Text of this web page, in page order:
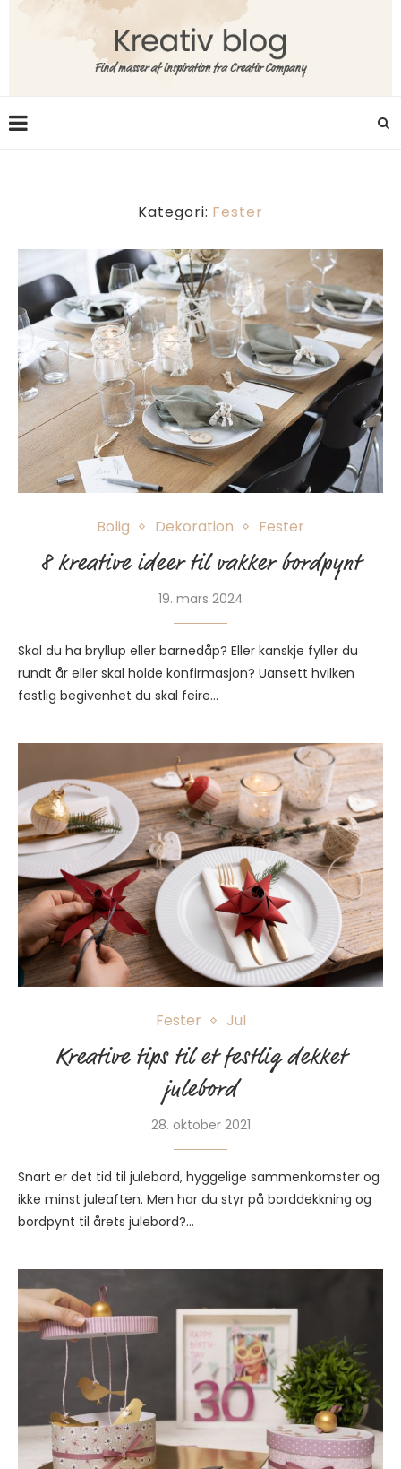
Kategori: Fester
Bolig Dekoration Fester
8 kreative ideer til vakker bordpynt
19. mars 2024
Skal du ha bryllup eller barnedåp? Eller kanskje fyller du
rundt år eller skal holde konfirmasjon? Uansett hvilken
festlig begivenhet du skal feire…
Fester Jul
Kreative tips til et festlig dekket
julebord
28. oktober 2021
Snart er det tid til julebord, hyggelige sammenkomster og
ikke minst juleaften. Men har du styr på borddekkning og
bordpynt til årets julebord?…